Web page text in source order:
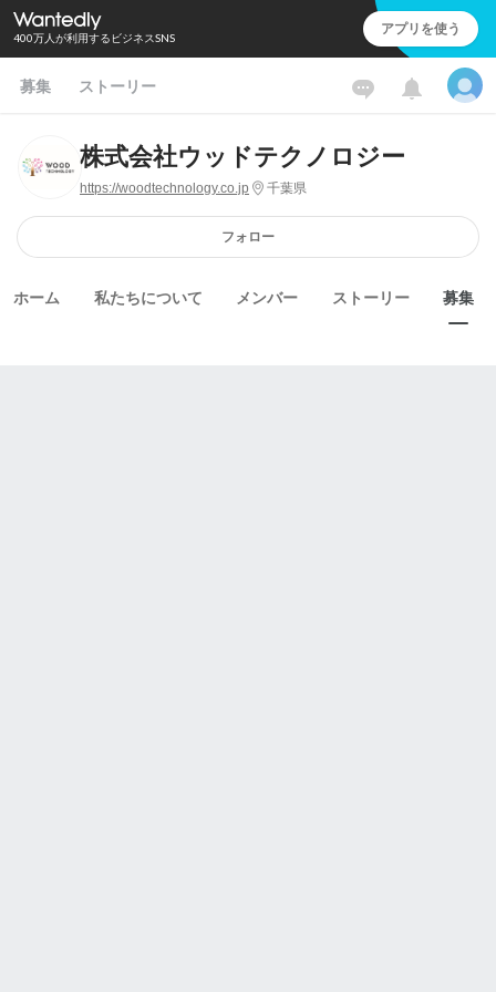
400万人が利用するビジネスSNS アプリを使う
募集 ストーリー
株式会社ウッドテクノロジー
https://woodtechnology.co.jp 千葉県
フォロー
ホーム 私たちについて メンバー ストーリー 募集